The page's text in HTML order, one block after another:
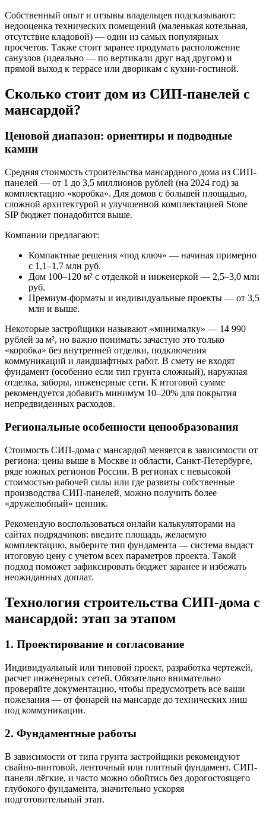
Собственный опыт и отзывы владельцев подсказывают:
недооценка технических помещений (маленькая котельная,
отсутствие кладовой) — один из самых популярных
просчетов. Также стоит заранее продумать расположение
санузлов (идеально — по вертикали друг над другом) и
прямой выход к террасе или дворикам с кухни-гостиной.
Сколько стоит дом из СИП-панелей с
мансардой?
Ценовой диапазон: ориентиры и подводные
камни
Средняя стоимость строительства мансардного дома из СИП-
панелей — от 1 до 3,5 миллионов рублей (на 2024 год) за
комплектацию «коробка». Для домов с большей площадью,
сложной архитектурой и улучшенной комплектацией Stone
SIP бюджет понадобится выше.
Компании предлагают:
Компактные решения «под ключ» — начиная примерно
с 1,1–1,7 млн руб.
Дом 100–120 м² с отделкой и инженеркой — 2,5–3,0 млн
руб.
Премиум-форматы и индивидуальные проекты — от 3,5
млн и выше.
Некоторые застройщики называют «минималку» — 14 990
рублей за м², но важно понимать: зачастую это только
«коробка» без внутренней отделки, подключения
коммуникаций и ландшафтных работ. В смету не входят
фундамент (особенно если тип грунта сложный), наружная
отделка, заборы, инженерные сети. К итоговой сумме
рекомендуется добавить минимум 10–20% для покрытия
непредвиденных расходов.
Региональные особенности ценообразования
Стоимость СИП-дома с мансардой меняется в зависимости от
региона: цены выше в Москве и области, Санкт-Петербурге,
ряде южных регионов России. В регионах с невысокой
стоимостью рабочей силы или где развиты собственные
производства СИП-панелей, можно получить более
«дружелюбный» ценник.
Рекомендую воспользоваться онлайн калькуляторами на
сайтах подрядчиков: введите площадь, желаемую
комплектацию, выберите тип фундамента — система выдаст
итоговую цену с учетом всех параметров проекта. Такой
подход поможет зафиксировать бюджет заранее и избежать
неожиданных доплат.
Технология строительства СИП-дома с
мансардой: этап за этапом
1. Проектирование и согласование
Индивидуальный или типовой проект, разработка чертежей,
расчет инженерных сетей. Обязательно внимательно
проверяйте документацию, чтобы предусмотреть все ваши
пожелания — от фонарей на мансарде до технических ниш
под коммуникации.
2. Фундаментные работы
В зависимости от типа грунта застройщики рекомендуют
свайно-винтовой, ленточный или плитный фундамент. СИП-
панели лёгкие, и часто можно обойтись без дорогостоящего
глубокого фундамента, значительно ускоряя
подготовительный этап.